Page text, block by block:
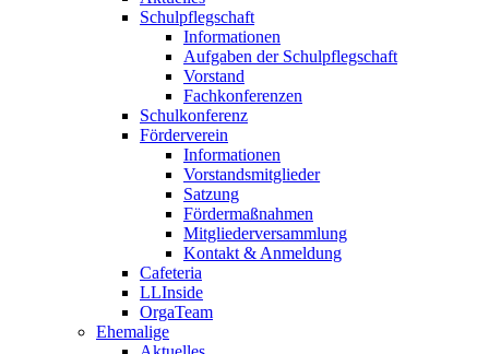
Schulpflegschaft
Informationen
Aufgaben der Schulpflegschaft
Vorstand
Fachkonferenzen
Schulkonferenz
Förderverein
Informationen
Vorstandsmitglieder
Satzung
Fördermaßnahmen
Mitgliederversammlung
Kontakt & Anmeldung
Cafeteria
LLInside
OrgaTeam
Ehemalige